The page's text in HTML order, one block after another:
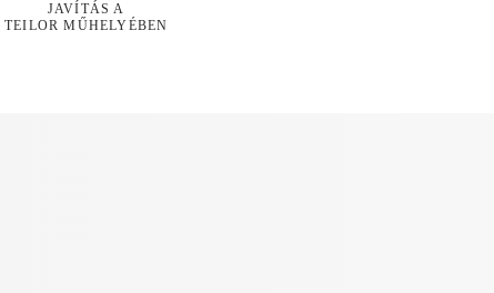
JAVÍTÁS A
TEILOR MŰHELYÉBEN